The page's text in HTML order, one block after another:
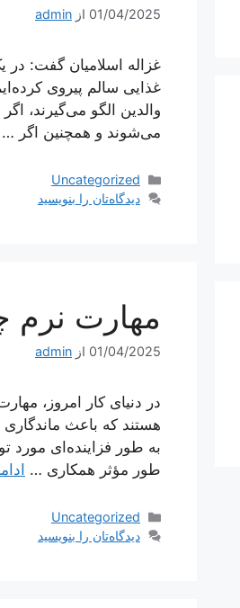
01/04/2025 از admin
غزاله اسلامیان گفت: در
غذایی سالم پیروی
والدین الگو می‌گیرند،
می‌شوند و همچنین اگر …
دسته‌ها
Uncategorized
دیدگاه‌تان را بنویسید
مهارت
01/04/2025 از admin
در دنیای کار امروز،
هستند که باعث
به طور فزاینده‌ای مورد
طور مؤثر همکاری …
دسته‌ها
Uncategorized
دیدگاه‌تان را بنویسید